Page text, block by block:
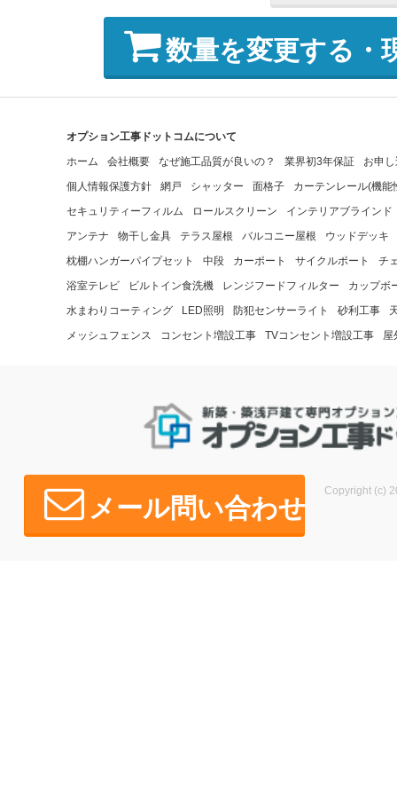
数量を変更する・
オプション工事ドットコムについて
ホーム
会社概要 なぜ施工品質が良いの？ 業界初3年保証
お申
個人情報保護方針
網戸 シャッター 面格子
カーテンレール(機能
セキュリティーフィルム
ロールスクリーン
インテリアブラインド
アンテナ
物干し金具 テラス屋根 バルコニー屋根
ウッドデッキ
枕棚ハンガーパイプセット
中段 カーポート サイクルポート
チ
浴室テレビ
ビルトイン食洗機 レンジフードフィルター
カップボ
水まわりコーティング
LED照明 防犯センサーライト 砂利工事
メッシュフェンス
コンセント増設工事 TVコンセント増設工事 屋
メール問い合わせ
Copyright (c)